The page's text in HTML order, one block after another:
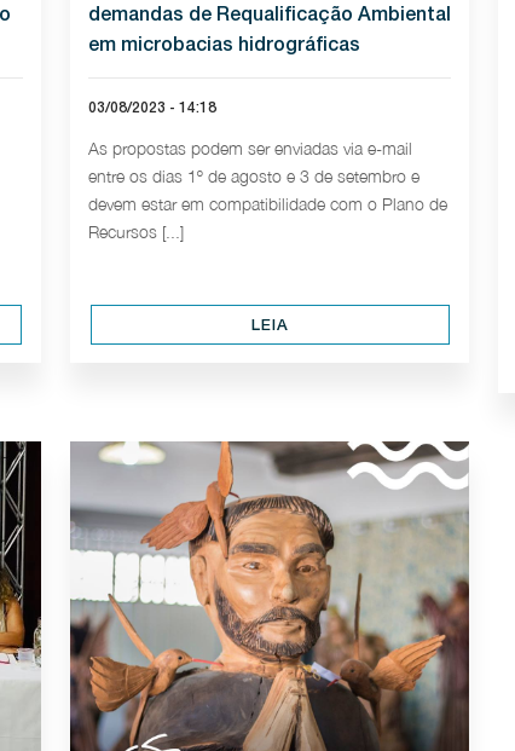
demandas de Requalificação Ambiental
em microbacias hidrográficas
03/08/2023 - 14:18
As propostas podem ser enviadas via e-mail
entre os dias 1º de agosto e 3 de setembro e
devem estar em compatibilidade com o Plano de
Recursos [...]
LEIA